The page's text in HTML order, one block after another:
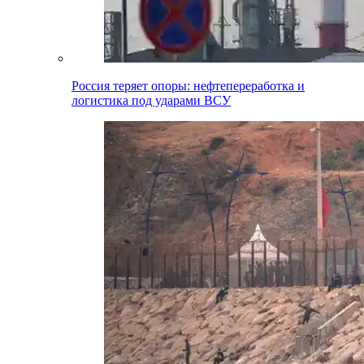
Россия теряет опоры: нефтепереработка и
логистика под ударами ВСУ